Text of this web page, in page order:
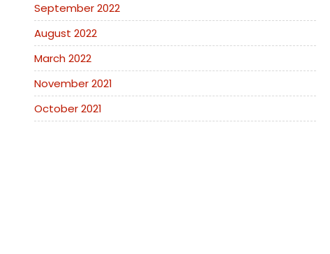
September 2022
August 2022
March 2022
November 2021
October 2021